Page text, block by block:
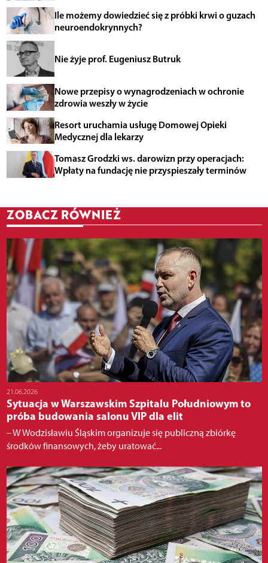
Ile możemy dowiedzieć się z próbki krwi o guzach
neuroendokrynnych?
Nie żyje prof. Eugeniusz Butruk
Nowe przepisy o wynagrodzeniach w ochronie
zdrowia weszły w życie
Resort uruchamia usługę Domowej Opieki
Medycznej dla lekarzy
Tomasz Grodzki ws. darowizn przy operacjach:
Wpłaty na fundację nie przyspieszały terminów
ZOBACZ RÓWNIEŻ
21.06.2026
Sytuacja w Warszawskim Szpitalu Południowym to
próba budowania salonu VIP dla elit
– W Wodzisławiu Śląskim organizuje się publiczną zbiórkę
środków finansowych, żeby uratować...